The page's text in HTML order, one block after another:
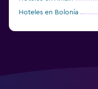
Hoteles en Bolonia